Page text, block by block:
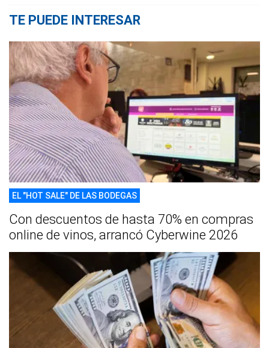
TE PUEDE INTERESAR
EL "HOT SALE" DE LAS BODEGAS
Con descuentos de hasta 70% en compras
online de vinos, arrancó Cyberwine 2026